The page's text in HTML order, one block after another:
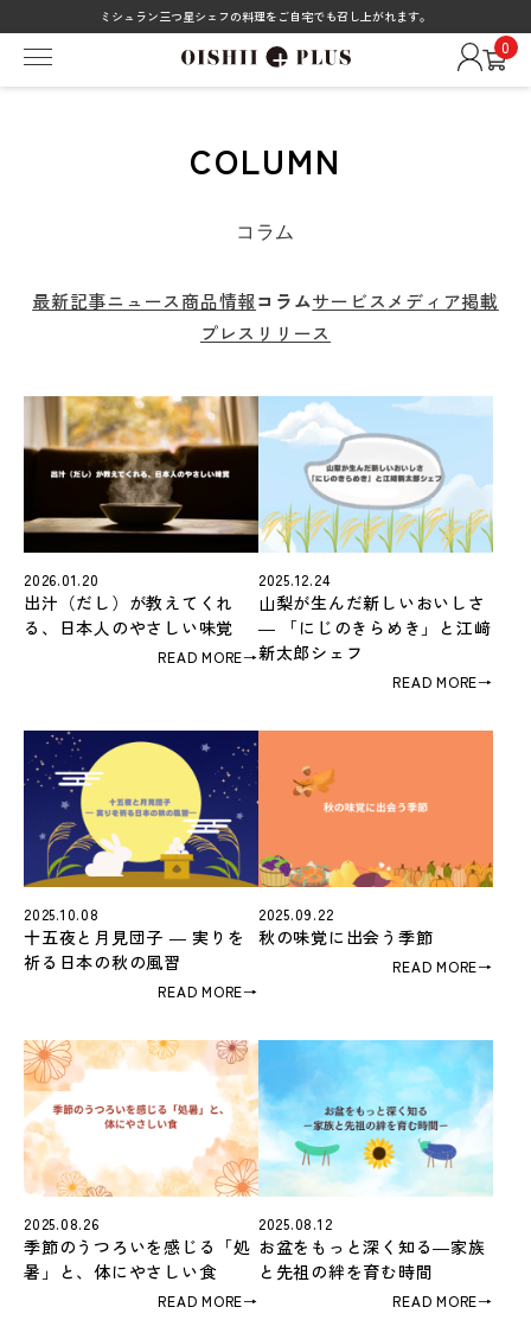
ミシュラン三つ星シェフの料理をご自宅でも召し上がれます。
0
COLUMN
コラム
最新記事ニュース商品情報コラムサービスメディア掲載
プレスリリース
2026.01.20
出汁（だし）が教えてくれ
る、日本人のやさしい味覚
READ MORE→
2025.12.24
山梨が生んだ新しいおいしさ
― 「にじのきらめき」と江﨑
新太郎シェフ
READ MORE→
2025.10.08
十五夜と月見団子 ― 実りを
祈る日本の秋の風習
READ MORE→
2025.09.22
秋の味覚に出会う季節
READ MORE→
2025.08.26
季節のうつろいを感じる「処
暑」と、体にやさしい食
READ MORE→
2025.08.12
お盆をもっと深く知る―家族
と先祖の絆を育む時間
READ MORE→